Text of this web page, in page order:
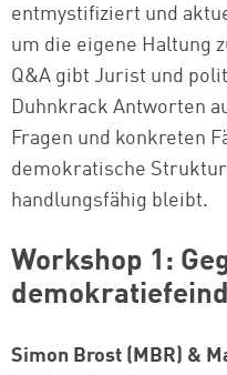
entmystifiziert und
um die eigene Haltung
Q&A gibt Jurist und
Duhnkrack Antworten
Fragen und konkreten
demokratische
handlungsfähig bleibt.
Workshop 1:
Simon Brost (MBR) &